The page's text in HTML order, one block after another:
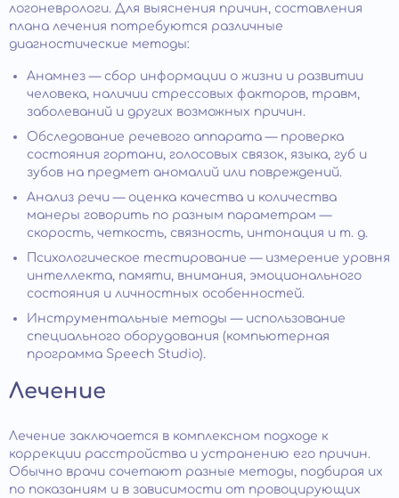
логоневрологи. Для выяснения причин, составления
плана лечения потребуются различные
диагностические методы:
Анамнез — сбор информации о жизни и развитии
человека, наличии стрессовых факторов, травм,
заболеваний и других возможных причин.
Обследование речевого аппарата — проверка
состояния гортани, голосовых связок, языка, губ и
зубов на предмет аномалий или повреждений.
Анализ речи — оценка качества и количества
манеры говорить по разным параметрам —
скорость, четкость, связность, интонация и т. д.
Психологическое тестирование — измерение уровня
интеллекта, памяти, внимания, эмоционального
состояния и личностных особенностей.
Инструментальные методы — использование
специального оборудования (компьютерная
программа Speech Studio).
Лечение
Лечение заключается в комплексном подходе к
коррекции расстройства и устранению его причин.
Обычно врачи сочетают разные методы, подбирая их
по показаниям и в зависимости от провоцирующих